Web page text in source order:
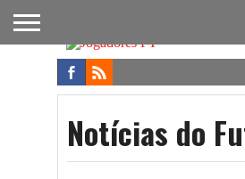
FUTEBOL
NACIONAL
FUTEBOL
INTERNACIONAL
NOTÍCIAS
ONDE
ASSISTIR
FUTEBOL
NA TV
APOSTAS
Notícias do